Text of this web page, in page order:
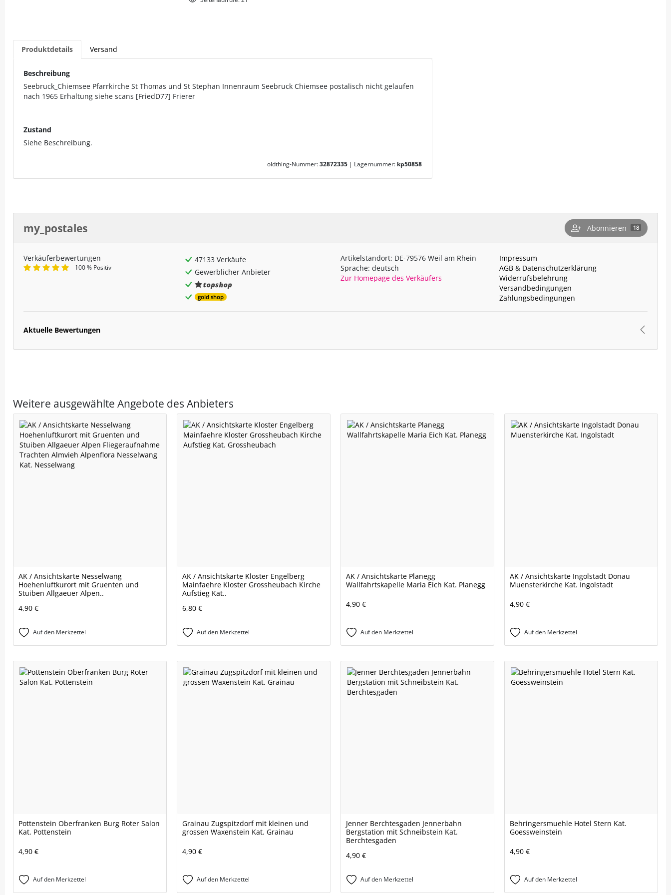
Produktdetails Versand
Beschreibung
Seebruck_Chiemsee Pfarrkirche St Thomas und St Stephan Innenraum Seebruck Chiemsee postalisch nicht gelaufen
nach 1965 Erhaltung siehe scans [FriedD77] Frierer
Zustand
Siehe Beschreibung.
oldthing-Nummer:32872335 | Lagernummer: kp50858
my_postales Abonnieren 18
Verkäuferbewertungen
100 % Positiv
47133 Verkäufe
Gewerblicher Anbieter
gold shop
Artikelstandort: DE-79576 Weil am Rhein
Sprache: deutsch
Zur Homepage des Verkäufers
Impressum
AGB& Datenschutzerklärung
Widerrufsbelehrung
Versandbedingungen
Zahlungsbedingungen
Aktuelle Bewertungen
Weitere ausgewählte Angebote des Anbieters
AK / Ansichtskarte Nesselwang
Hoehenluftkurort mit Gruenten und
Stuiben Allgaeuer Alpen..
4,90 €
Auf den Merkzettel
AK / Ansichtskarte Kloster Engelberg
Mainfaehre Kloster Grossheubach Kirche
Aufstieg Kat..
6,80 €
Auf den Merkzettel
AK / Ansichtskarte Planegg
Wallfahrtskapelle Maria Eich Kat. Planegg
4,90 €
Auf den Merkzettel
AK / Ansichtskarte Ingolstadt Donau
Muensterkirche Kat. Ingolstadt
4,90 €
Auf den Merkzettel
Pottenstein Oberfranken Burg Roter Salon
Kat. Pottenstein
4,90 €
Auf den Merkzettel
Grainau Zugspitzdorf mit kleinen und
grossen Waxenstein Kat. Grainau
4,90 €
Auf den Merkzettel
Jenner Berchtesgaden Jennerbahn
Bergstation mit Schneibstein Kat.
Berchtesgaden
4,90 €
Auf den Merkzettel
Behringersmuehle Hotel Stern Kat.
Goessweinstein
4,90 €
Auf den Merkzettel